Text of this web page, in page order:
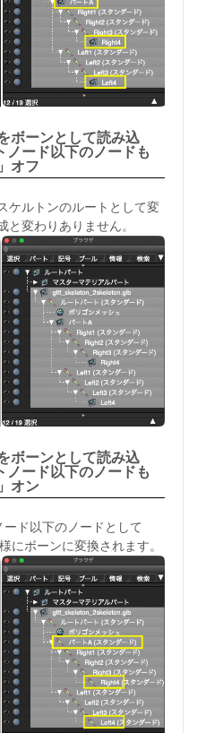
ボーンとして読み込
ノード以下のノードも
オフ
ケルトンのルートとして変
変わりありません。
ボーンとして読み込
ノード以下のノードも
オン
ード以下のノードとして
にボーンに変換されます。